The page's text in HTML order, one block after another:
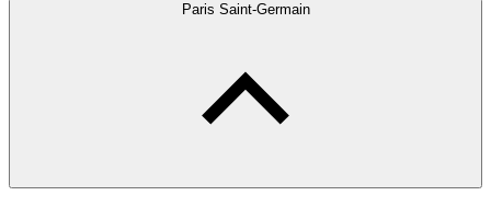
Paris Saint-Germain